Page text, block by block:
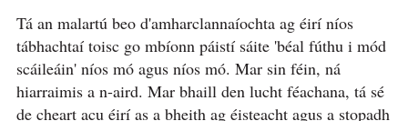
Tá an malartú beo d'amharclannaíochta ag éirí níos
tábhachtaí toisc go mbíonn páistí sáite 'béal fúthu i mód
scáileáin' níos mó agus níos mó. Mar sin féin, ná
hiarraimis a n-aird. Mar bhaill den lucht féachana, tá sé
de cheart acu éirí as a bheith ag éisteacht agus a stopadh